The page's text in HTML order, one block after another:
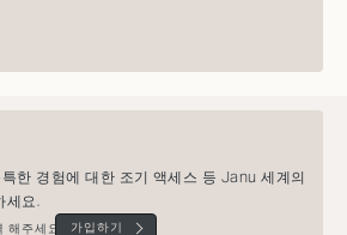
한 경험에 대한 조기 액세스 등 Janu 세계의
세요.
가입하기